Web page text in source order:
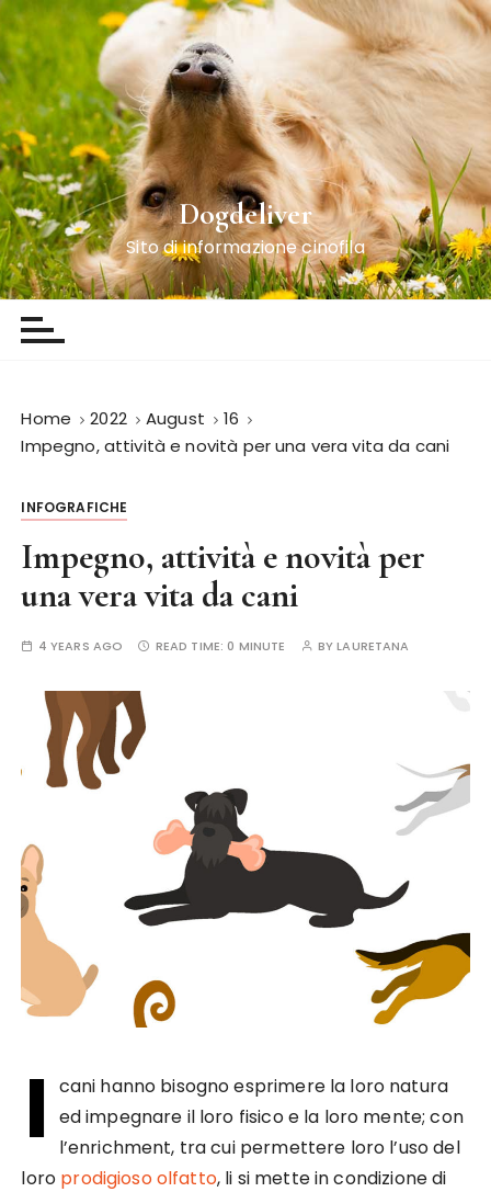
S
k
i
p
t
o
c
o
n
t
e
Dogdeliver
Sito di informazione cinofila
Home 2022 August
16
Impegno, attività e novità per una vera vita da cani
INFOGRAFICHE
Impegno, attività e novità per
una vera vita da cani
4 YEARS AGO READ TIME: 0 MINUTE BYLAURETANA
I
cani hanno bisogno esprimere la loro natura
ed impegnare il loro fisico e la loro mente; con
l’enrichment, tra cui permettere loro l’uso del
loro prodigioso olfatto, li si mette in condizione di